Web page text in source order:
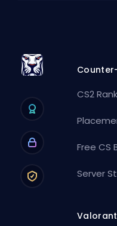
CS2
Free CS
Server
Valorant